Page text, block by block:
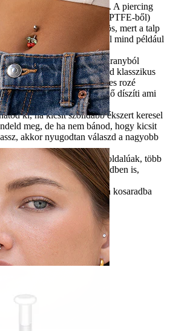
aranyos labretre találtál. A piercing
és rugalmas műanyagból (PTFE-ből)
esetében rendkívül előnyös, mert a talp
fogínyeddel és fogaiddal mind például
hiszen 14 karátos aranyból
is elérhető. Megrendelheted klasszikus
aranyból vagy rózsaszínes rozé
egy fazettás, csiszolt kő díszíti ami
fény éri.
ki, ha kicsit szolidabb ékszert keresel
meg, de ha nem bánod, hogy kicsit
akkor nyugodtan válaszd a nagyobb
hogy nagyon sokoldalúak, több
Hordhatóak például füledben is,
kis modellt és tedd a kosaradba
megvásárolták